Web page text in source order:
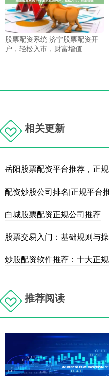
股票配资系统 济宁股票配资开
户，轻松入市，财富增值
相关更新
岳阳股票配资平台推荐，正
配资炒股公司排名|正规平台
白城股票配资正规公司推荐
股票交易入门：基础规则与
炒股配资软件推荐：十大正
推荐阅读